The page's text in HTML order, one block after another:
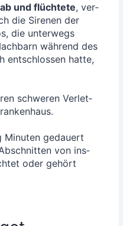
und flüch­te­te, ver­
die Sire­nen der
die unter­wegs
wäh­rend des
ent­schlos­sen hat­te,
schwe­ren Ver­let­
Minu­ten gedau­ert
von ins­
oder gehört